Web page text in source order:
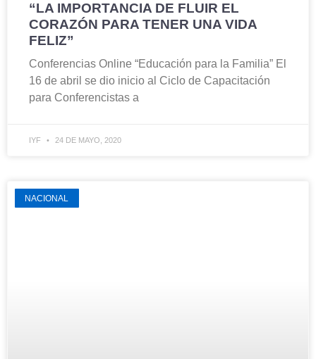
“LA IMPORTANCIA DE FLUIR EL
CORAZÓN PARA TENER UNA VIDA
FELIZ”
Conferencias Online “Educación para la Familia” El
16 de abril se dio inicio al Ciclo de Capacitación
para Conferencistas a
IYF 24 DE MAYO, 2020
NACIONAL